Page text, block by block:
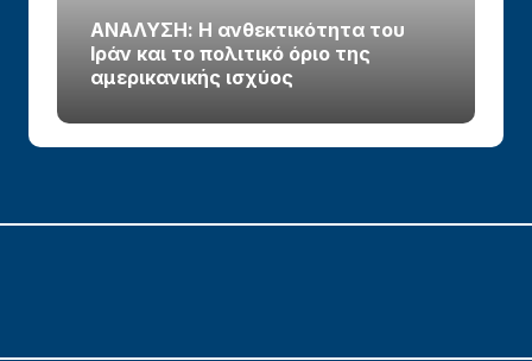
ΑΝΑΛΥΣΗ: Η ανθεκτικότητα του
Ιράν και το πολιτικό όριο της
αμερικανικής ισχύος